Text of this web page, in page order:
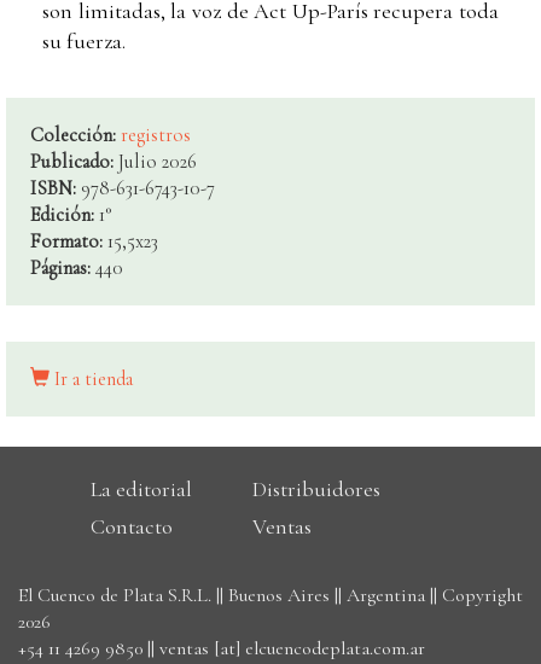
son limitadas, la voz de Act Up-París recupera toda
su fuerza.
Colección: registros
Publicado: Julio 2026
ISBN: 978-631-6743-10-7
Edición: 1°
Formato: 15,5x23
Páginas: 440
Ir a tienda
La editorial
Distribuidores
Contacto
Ventas
El Cuenco de Plata S.R.L. || Buenos Aires || Argentina || Copyright
2026
+54 11 4269 9850 || ventas [at] elcuencodeplata.com.ar